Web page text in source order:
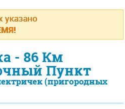
указано
- 86 Км
Пункт
(пригородных